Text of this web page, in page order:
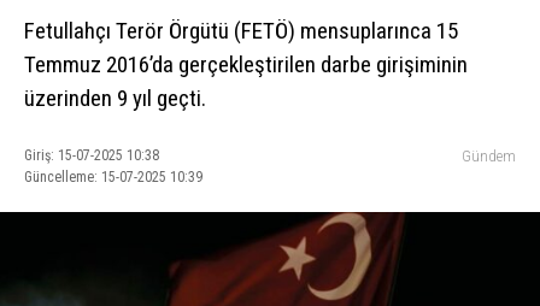
Fetullahçı Terör Örgütü (FETÖ) mensuplarınca 15
Temmuz 2016’da gerçekleştirilen darbe girişiminin
üzerinden 9 yıl geçti.
Giriş: 15-07-2025 10:38
Güncelleme: 15-07-2025 10:39
Gündem